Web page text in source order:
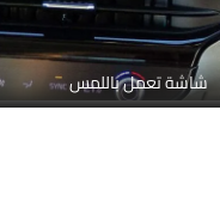
شاشة تعمل باللمس